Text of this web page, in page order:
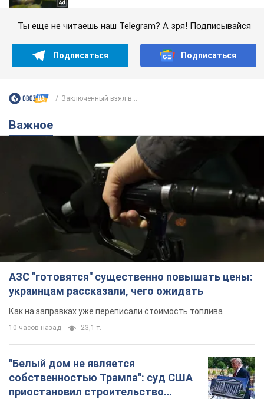
Ты еще не читаешь наш Telegram? А зря! Подписывайся
Подписаться Подписаться
Заключенный взял в...
Важное
АЗС "готовятся" существенно повышать цены:
украинцам рассказали, чего ожидать
Как на заправках уже переписали стоимость топлива
10 часов назад 23,1 т.
"Белый дом не является
собственностью Трампа": суд США
приостановил строительство